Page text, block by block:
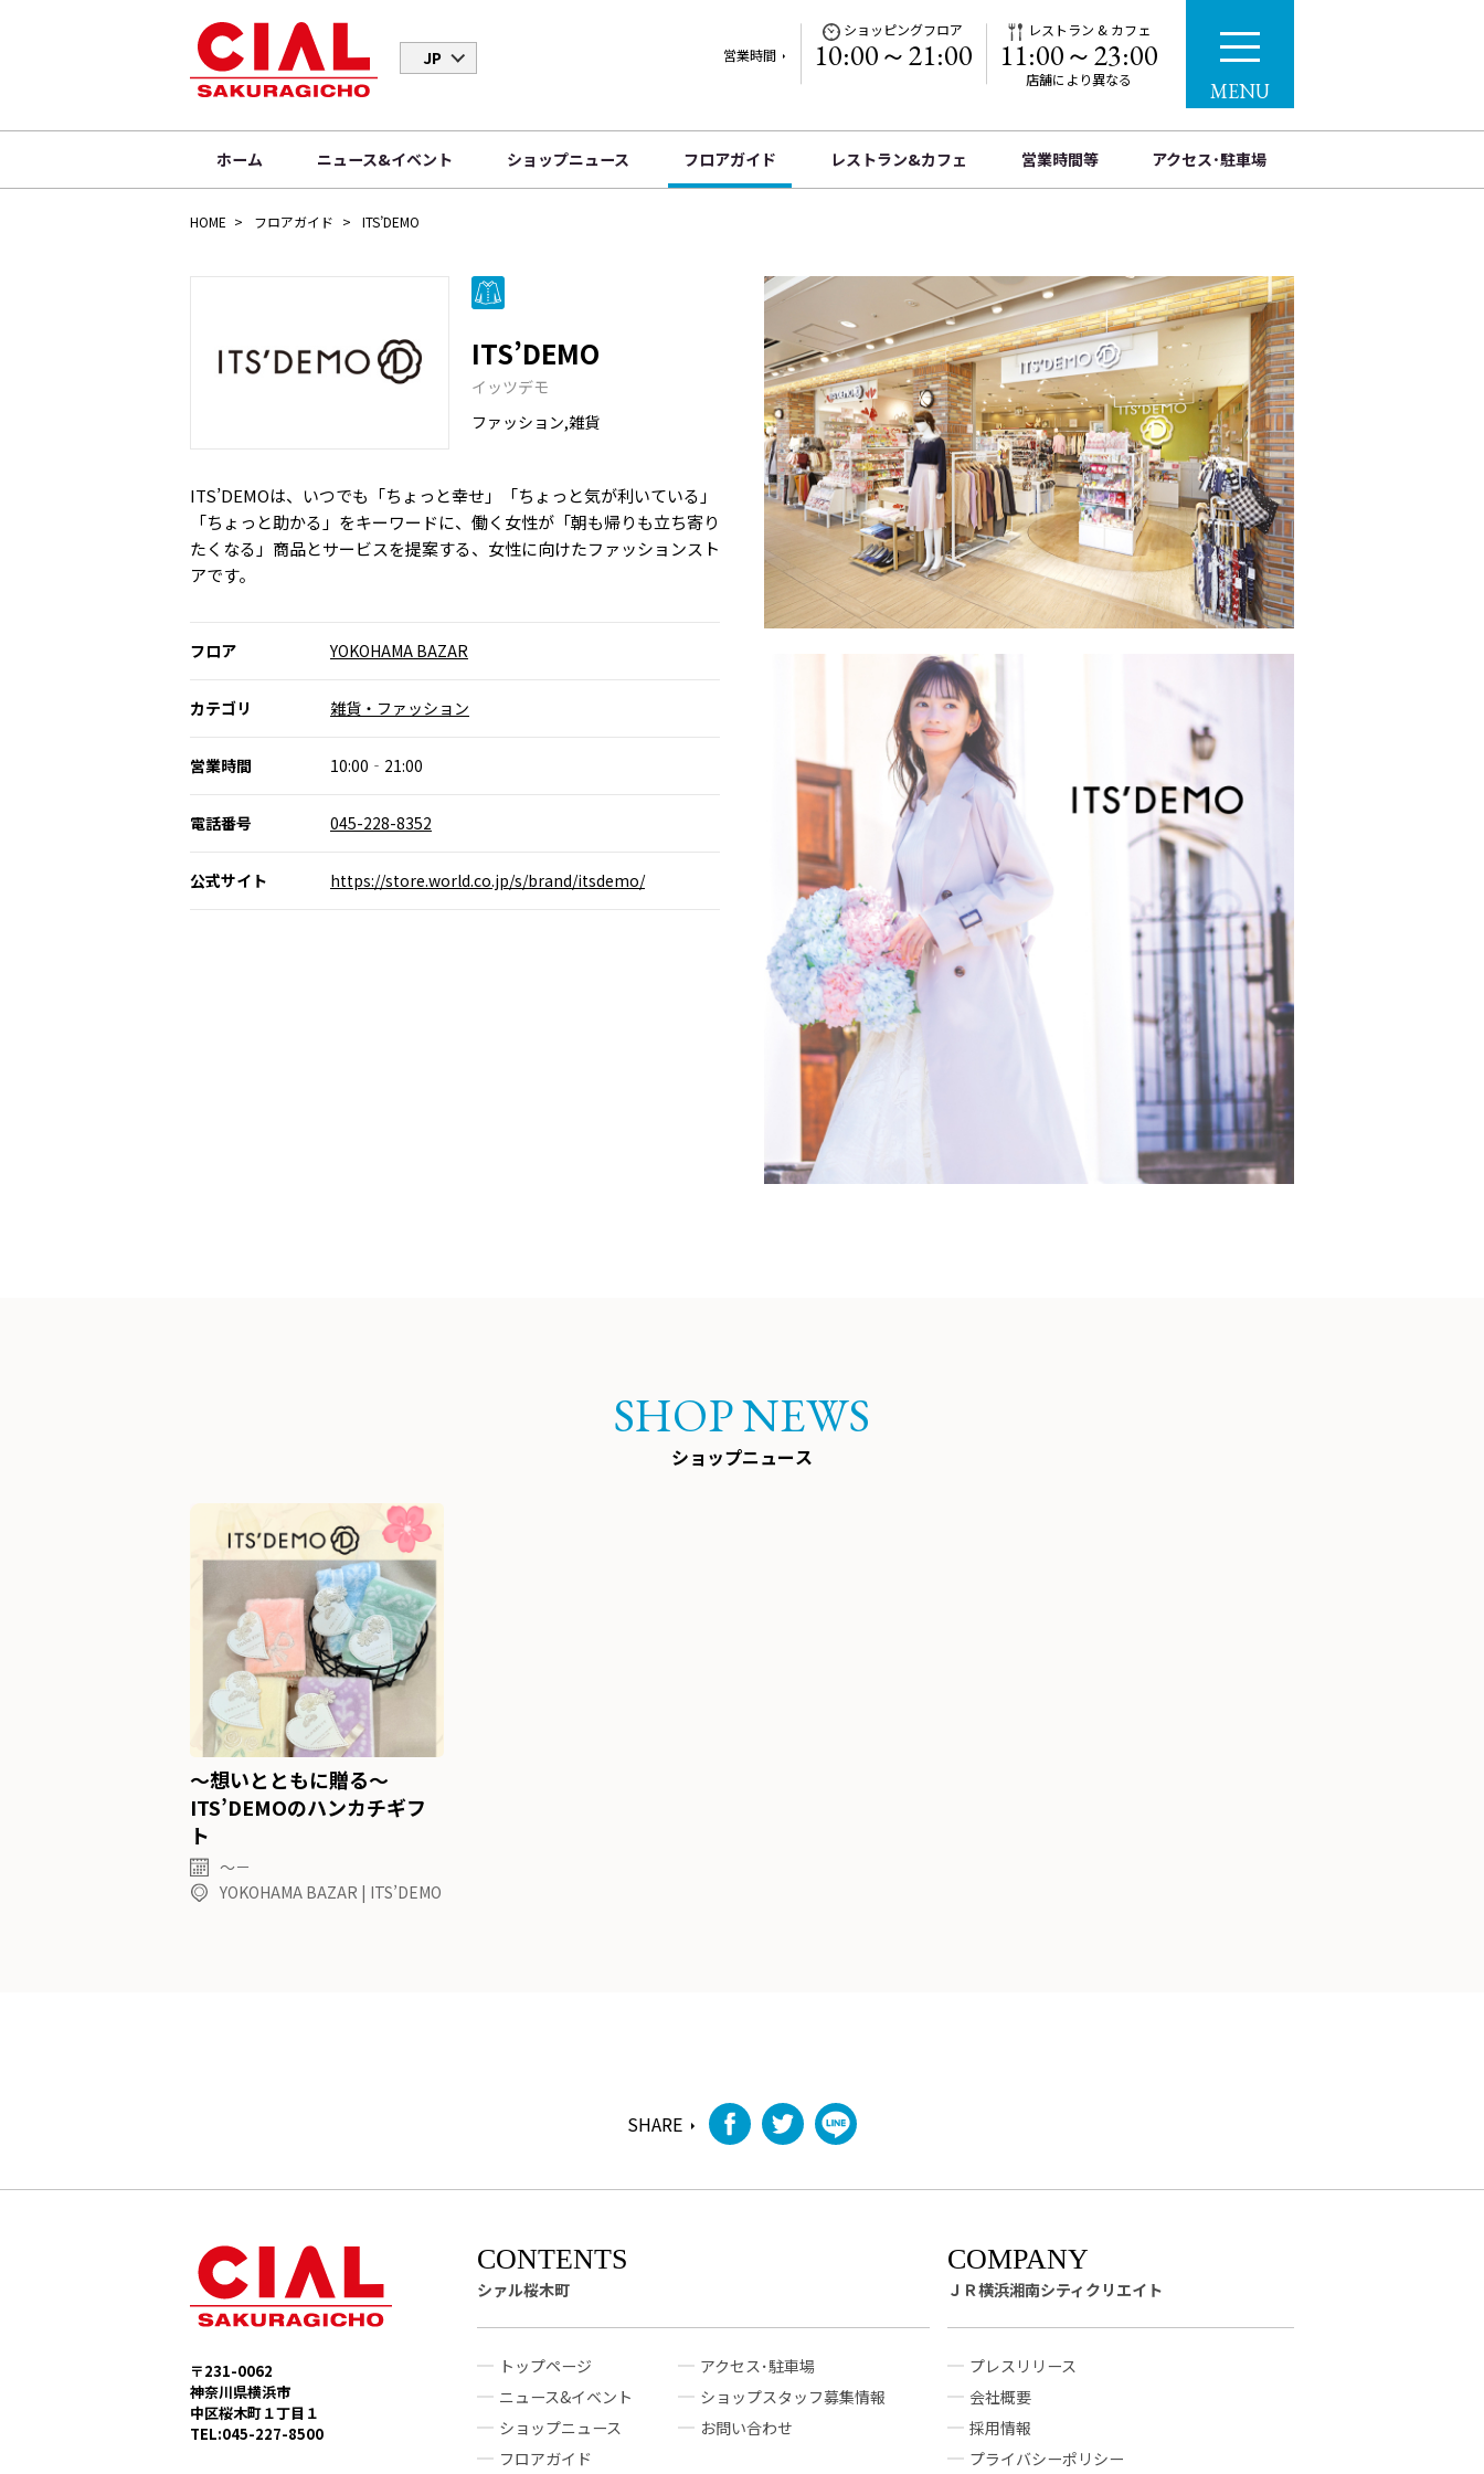
営業時間
ショッピングフロア
10:00～21:00
レストラン & カフェ
11:00～23:00
店舗により異なる MENU
ホーム ニュース&イベント ショップニュース フロアガイド レストラン&カフェ 営業時間等 アクセス･駐車場
JP
HOME フロアガイド ITS’DEMO
ITS’DEMO
イッツデモ
ファッション,雑貨
ITS’DEMOは、いつでも「ちょっと幸せ」「ちょっと気が利いている」
「ちょっと助かる」をキーワードに、働く女性が「朝も帰りも立ち寄り
たくなる」商品とサービスを提案する、女性に向けたファッションスト
アです。
フロア YOKOHAMA BAZAR
カテゴリ 雑貨・ファッション
営業時間 10:00‐21:00
電話番号 045-228-8352
公式サイト https://store.world.co.jp/s/brand/itsdemo/
～想いとともに贈る～
ITS’DEMOのハンカチギフ
ト
～－
YOKOHAMA BAZAR | ITS’DEMO
SHARE
〒231-0062
神奈川県横浜市
中区桜木町１丁目１
TEL:045-227-8500
シァル桜木町
トップページ
ニュース&イベント
ショップニュース
フロアガイド
アクセス･駐車場
ショップスタッフ募集情報
お問い合わせ
ＪＲ横浜湘南シティクリエイト
プレスリリース
会社概要
採用情報
プライバシーポリシー